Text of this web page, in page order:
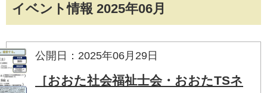
イベント情報 2025年06月
公開日：2025年06月29日
［おおた社会福祉士会・おおたTSネ